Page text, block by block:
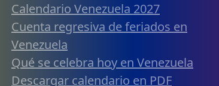
Calendario Venezuela 2027
Cuenta regresiva de feriados en
Venezuela
Qué se celebra hoy en Venezuela
Descargar calendario en PDF